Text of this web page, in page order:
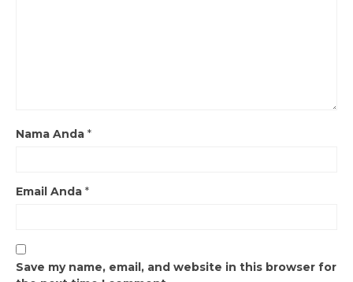
Nama Anda *
Email Anda *
Save my name, email, and website in this browser for